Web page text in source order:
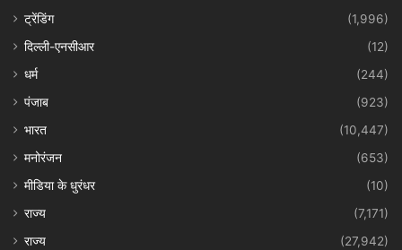
ट्रेंडिंग
(1,996)
दिल्ली-एनसीआर
(12)
धर्म
(244)
पंजाब
(923)
भारत
(10,447)
मनोरंजन
(653)
मीडिया के धुरंधर
(10)
राज्य
(7,171)
राज्य
(27,942)